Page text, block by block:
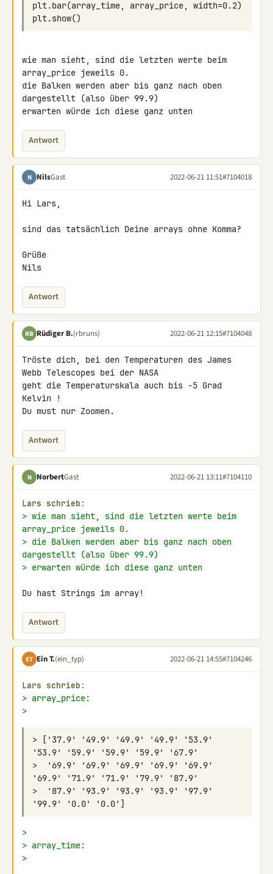
wie man sieht, sind die letzten werte beim
array_price jeweils 0.
die Balken werden aber bis ganz nach oben
dargestellt (also über 99.9)
erwarten würde ich diese ganz unten
Antwort
N NilsGast 2022-06-21 11:51#7104018
Hi Lars,
sind das tatsächlich Deine arrays ohne Komma?
Grüße
Nils
Antwort
RB Rüdiger B.(rbruns) 2022-06-21 12:15#7104048
Tröste dich, bei den Temperaturen des James
Webb Telescopes bei der NASA
geht die Temperaturskala auch bis -5 Grad
Kelvin !
Du must nur Zoomen.
Antwort
N NorbertGast 2022-06-21 13:11#7104110
Lars schrieb:
> wie man sieht, sind die letzten werte beim
array_price jeweils 0.
> die Balken werden aber bis ganz nach oben
dargestellt (also über 99.9)
> erwarten würde ich diese ganz unten
Du hast Strings im array!
Antwort
ET Ein T.(ein_typ) 2022-06-21 14:55#7104246
Lars schrieb:
> array_price:
>
> ['37.9' '49.9' '49.9' '49.9' '53.9'
>  '69.9' '69.9' '69.9' '69.9' '69.9'
>  '87.9' '93.9' '93.9' '93.9' '97.9'
>
> array_time:
>